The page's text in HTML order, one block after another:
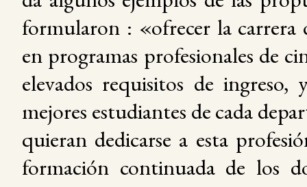
formularon : «ofrecer la carrera
en programas profesionales de
elevados requisitos de ingreso,
mejores estudiantes de cada
quieran dedicarse a esta
formación continuada de los